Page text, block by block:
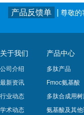
产品反馈单 尊敬的
关于我们
公司介绍
最新资讯
行业动态
学术动态
产品中心
多肽产品
Fmoc氨基酸
多肽合成用树
氨基酸及其他